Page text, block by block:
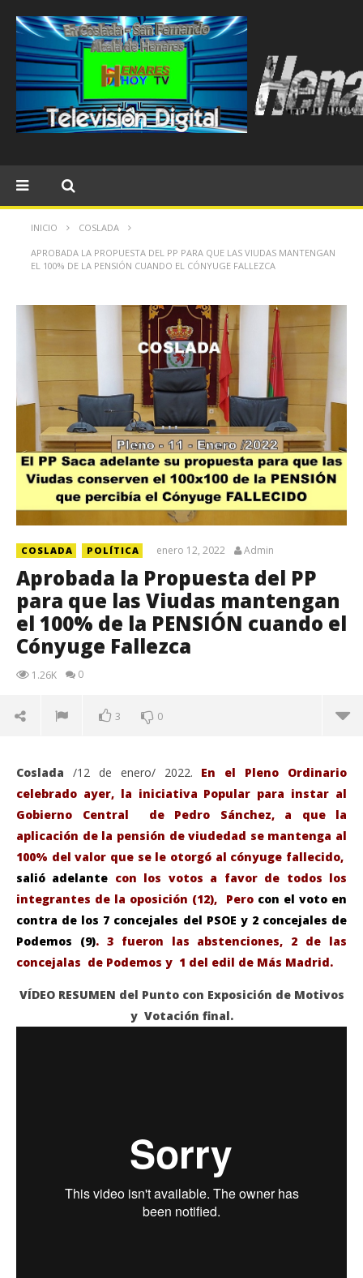
INICIO COSLADA
APROBADA LA PROPUESTA DEL PP PARA QUE LAS VIUDAS MANTENGAN
EL 100% DE LA PENSIÓN CUANDO EL CÓNYUGE FALLEZCA
COSLADA POLÍTICA enero 12, 2022 Admin
Aprobada la Propuesta del PP
para que las Viudas mantengan
el 100% de la PENSIÓN cuando el
Cónyuge Fallezca
1.26K 0
3 0
VIENDO AHORA
Aprobada la Propuesta del PP para que las Viudas
mantengan el 100% de la PENSIÓN cuando el
Cónyuge Fallezca
Coslada /12 de enero/ 2022. En el Pleno Ordinario
celebrado ayer, la iniciativa Popular para instar al
Gobierno Central de Pedro Sánchez, a que la
aplicación de la pensión de viudedad se mantenga al
100% del valor que se le otorgó al cónyuge fallecido,
salió adelante con los votos a favor de todos los
integrantes de la oposición (12), Pero con el voto en
contra de los 7 concejales del PSOE y 2 concejales de
Podemos (9). 3 fueron las abstenciones, 2 de las
concejalas de Podemos y 1 del edil de Más Madrid.
VÍDEO RESUMEN del Punto con Exposición de Motivos
y Votación final.